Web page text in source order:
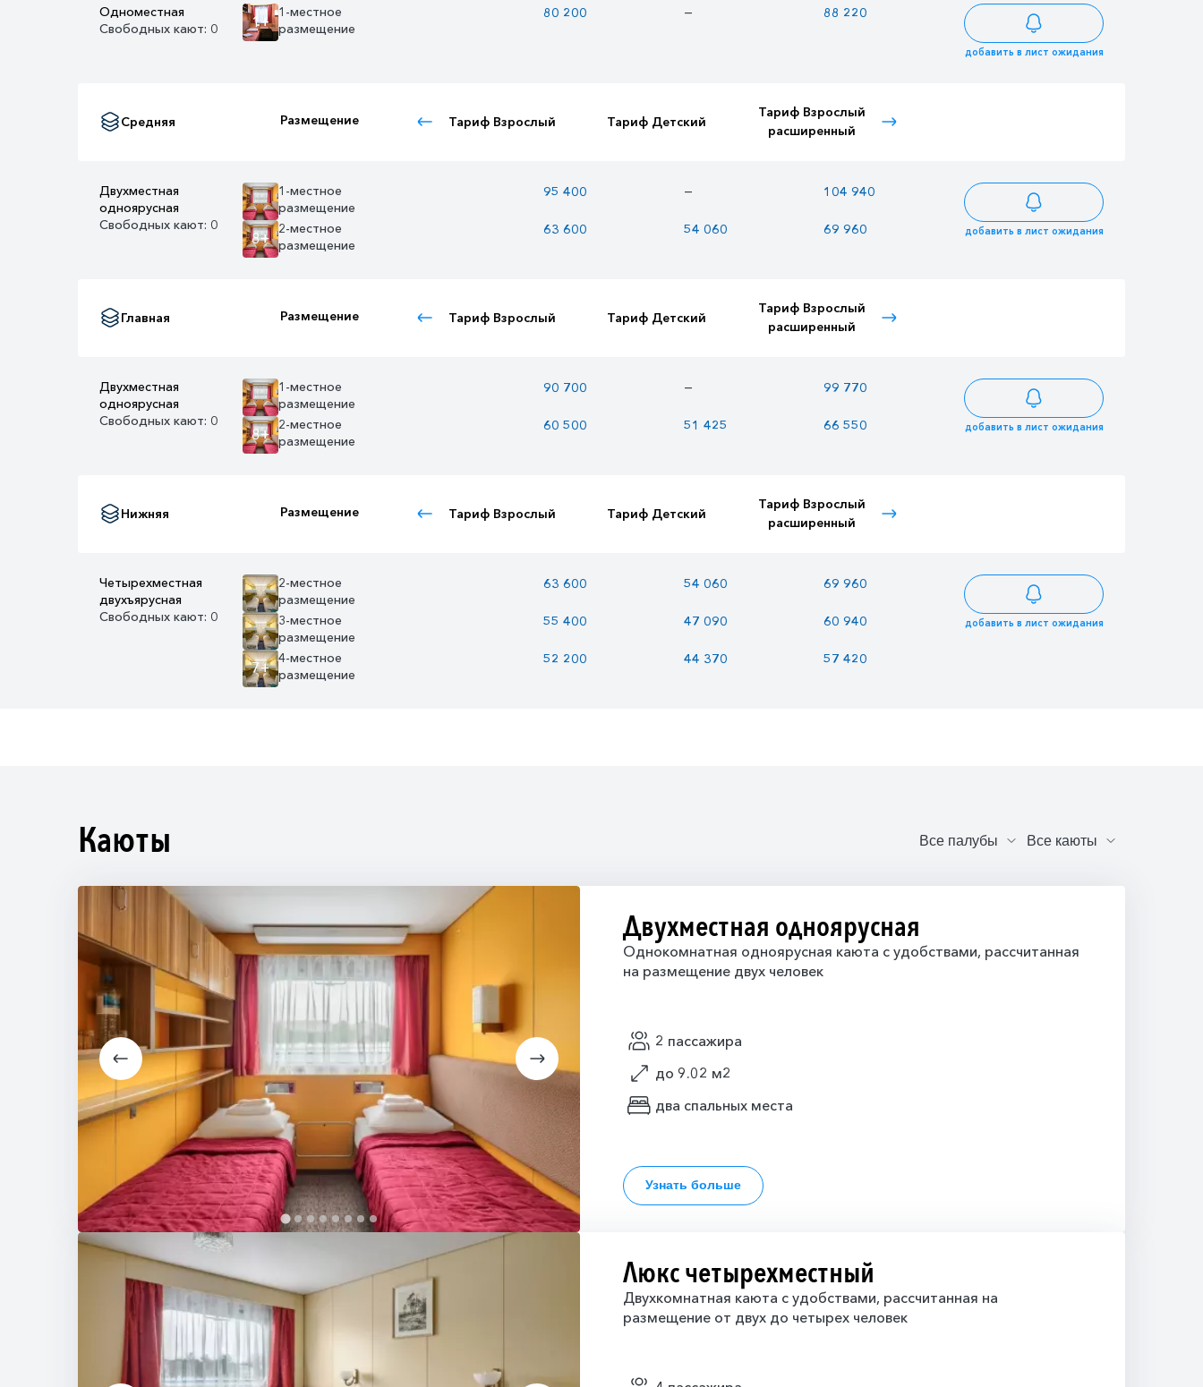
Одноместная
Свободных кают: 0
1+
1-местное
размещение
80 200 — 88 220 —
добавить в лист ожидания
Средняя Размещение Тариф Взрослый Тариф Детский
Тариф Взрослый
расширенный
Двухместная
одноярусная
Свободных кают: 0
1-местное
размещение
95 400 — 104 940 —
8+
2-местное
размещение
63 600 54 060 69 960 60 420
добавить в лист ожидания
Главная Размещение Тариф Взрослый Тариф Детский
Тариф Взрослый
расширенный
Двухместная
одноярусная
Свободных кают: 0
1-местное
размещение
90 700 — 99 770 —
8+
2-местное
размещение
60 500 51 425 66 550 57 475
добавить в лист ожидания
Нижняя Размещение Тариф Взрослый Тариф Детский
Тариф Взрослый
расширенный
Четырехместная
двухъярусная
Свободных кают: 0
2-местное
размещение
63 600 54 060 69 960 60 420
3-местное
размещение
55 400 47 090 60 940 52 630
7+
4-местное
размещение
52 200 44 370 57 420
добавить в лист ожидания
Каюты
Двухместная одноярусная
Однокомнатная одноярусная каюта с удобствами, рассчитанная
на размещение двух человек
2 пассажира
до 9.02 м2
два спальных места
Узнать больше
Люкс четырехместный
Двухкомнатная каюта с удобствами, рассчитанная на
размещение от двух до четырех человек